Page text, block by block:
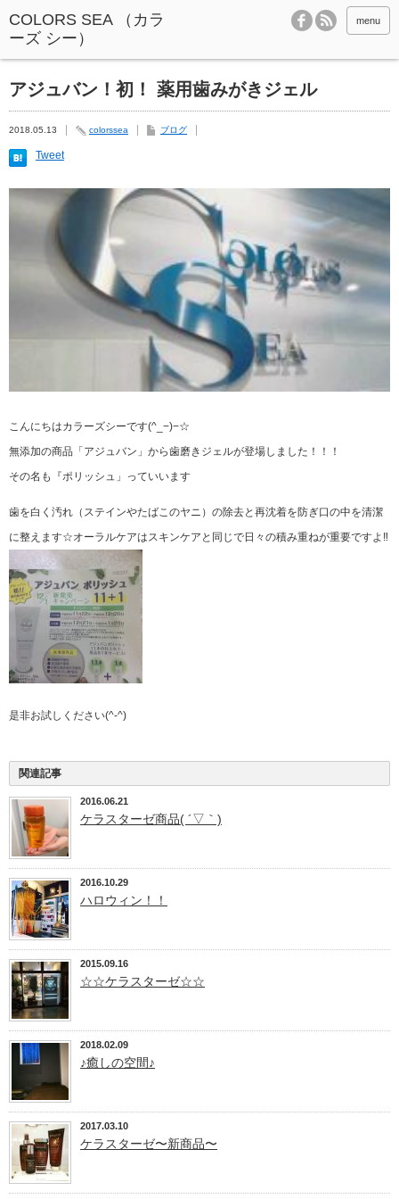
menu
アジュバン！初！ 薬用歯みがきジェル
2018.05.13 colorssea ブログ
Tweet
こんにちはカラーズシーです(^_−)−☆
無添加の商品「アジュバン」から歯磨きジェルが登場しました！！！
その名も『ポリッシュ」っていいます
歯を白く汚れ（ステインやたばこのヤニ）の除去と再沈着を防ぎ口の中を清潔
に整えます☆オーラルケアはスキンケアと同じで日々の積み重ねが重要ですよ‼︎
是非お試しください(^-^)
関連記事
2016.06.21
ケラスターゼ商品( ´▽｀)
2016.10.29
ハロウィン！！
2015.09.16
☆☆ケラスターゼ☆☆
2018.02.09
♪癒しの空間♪
2017.03.10
ケラスターゼ〜新商品〜